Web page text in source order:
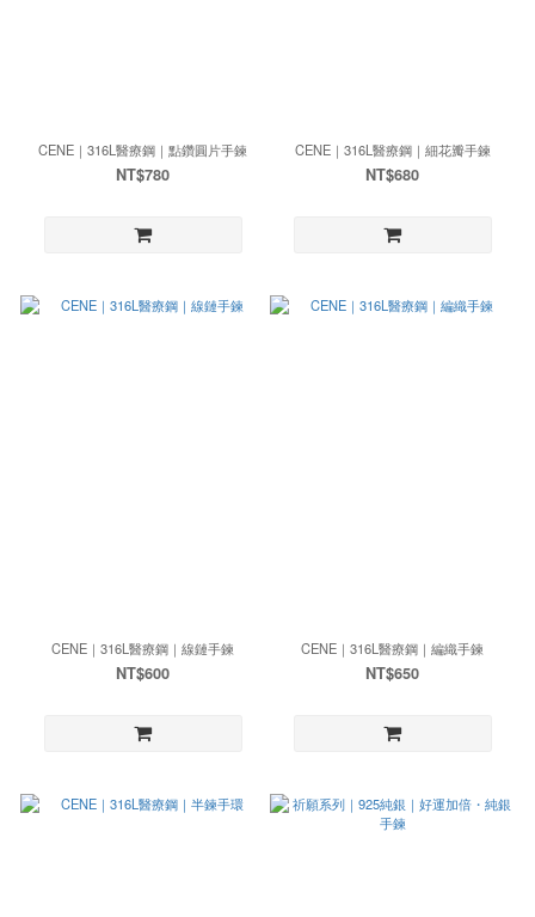
CENE｜316L醫療鋼｜點鑽圓片手鍊
NT$780
CENE｜316L醫療鋼｜細花瓣手鍊
NT$680
CENE｜316L醫療鋼｜線鏈手鍊
NT$600
CENE｜316L醫療鋼｜編織手鍊
NT$650